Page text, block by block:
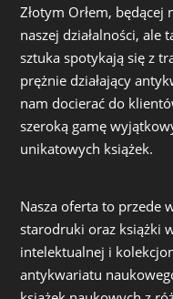
Złotym Orłem, będącej
naszej działalności, ale
sztuka spotykają się z
prężnie działający
nam docierać do
szeroką gamę
unikatowych książek.
Nasza oferta to przede
starodruki oraz książki
intelektualnej i
antykwariatu